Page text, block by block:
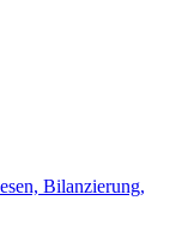
Bilanzierung,